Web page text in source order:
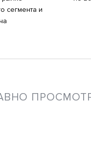
сегмента и